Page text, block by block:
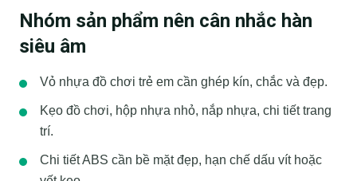
Nhóm sản phẩm nên cân nhắc hàn
siêu âm
Vỏ nhựa đồ chơi trẻ em cần ghép kín, chắc và đẹp.
Kẹo đồ chơi, hộp nhựa nhỏ, nắp nhựa, chi tiết trang
trí.
Chi tiết ABS cần bề mặt đẹp, hạn chế dấu vít hoặc